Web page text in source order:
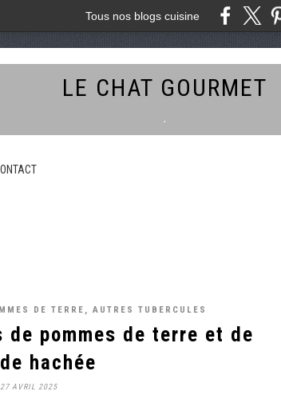
Tous nos blogs cuisine
LE CHAT GOURMET
.
DE TERRE, AUTRES TUBERCULES
pommes de terre et de
hachée
27 AVRIL 2025